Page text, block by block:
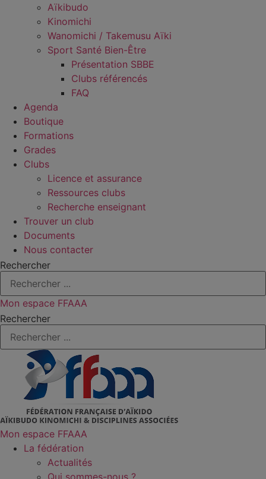
Aïkibudo
Kinomichi
Wanomichi / Takemusu Aïki
Sport Santé Bien-Être
Présentation SBBE
Clubs référencés
FAQ
Agenda
Boutique
Formations
Grades
Clubs
Licence et assurance
Ressources clubs
Recherche enseignant
Trouver un club
Documents
Nous contacter
Rechercher
Mon espace FFAAA
Rechercher
Mon espace FFAAA
La fédération
Actualités
Qui sommes-nous ?